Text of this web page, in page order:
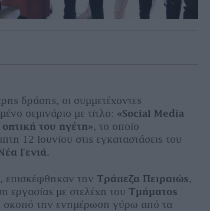
δράσης, οι συμμετέχοντες
σεμινάριο με τίτλο: «Social Media
του ηγέτη», το οποίο
12 Ιουνίου στις εγκαταστάσεις του
Γενιά.
επισκέφθηκαν τηνΤράπεζα Πειραιώς,
εργασίας με στελέχη τουΤμήματος
σκοπό την ενημέρωση γύρω από τα